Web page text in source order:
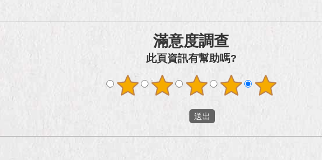
滿意度調查
此頁資訊有幫助嗎?